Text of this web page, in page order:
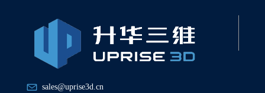
sales@uprise3d.cn